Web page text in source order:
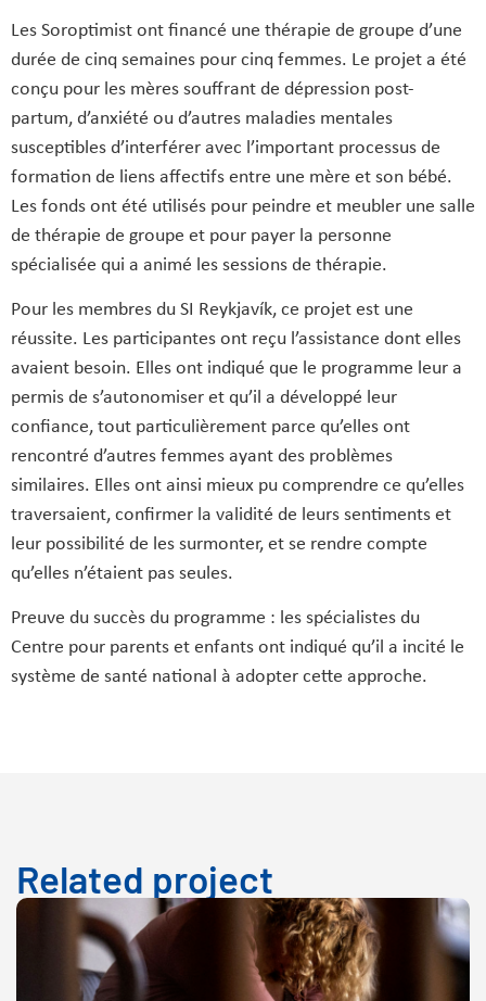
Les Soroptimist ont financé une thérapie de groupe d’une
durée de cinq semaines pour cinq femmes. Le projet a été
conçu pour les mères souffrant de dépression post-
partum, d’anxiété ou d’autres maladies mentales
susceptibles d’interférer avec l’important processus de
formation de liens affectifs entre une mère et son bébé.
Les fonds ont été utilisés pour peindre et meubler une salle
de thérapie de groupe et pour payer la personne
spécialisée qui a animé les sessions de thérapie.
Pour les membres du SI Reykjavík, ce projet est une
réussite. Les participantes ont reçu l’assistance dont elles
avaient besoin. Elles ont indiqué que le programme leur a
permis de s’autonomiser et qu’il a développé leur
confiance, tout particulièrement parce qu’elles ont
rencontré d’autres femmes ayant des problèmes
similaires. Elles ont ainsi mieux pu comprendre ce qu’elles
traversaient, confirmer la validité de leurs sentiments et
leur possibilité de les surmonter, et se rendre compte
qu’elles n’étaient pas seules.
Preuve du succès du programme : les spécialistes du
Centre pour parents et enfants ont indiqué qu’il a incité le
système de santé national à adopter cette approche.
Related project